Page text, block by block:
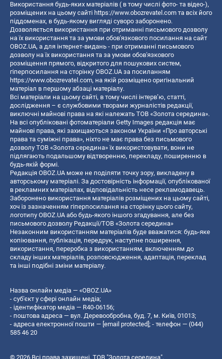
Використання будь-яких матеріалів ( в тому числі фото- та відео-),
розміщених на цьому сайті https://www.obozrevatel.com та всіх його
піддоменах, в будь-якому вигляді суворо заборонено.
Дозволяється використання при отриманні письмового дозволу
на їх використання та за умови обов'язкового посилання на сайт
OBOZ.UA, а для інтернет-видань - при отриманні письмового
дозволу на їх використання та за умови обов'язкового
розміщення прямого, відкритого для пошукових систем,
гіперпосилання на сторінку OBOZ.UA за посиланням
https://www.obozrevatel.com, на якій розміщено оригінальний
матеріал в першому абзаці матеріалу.
Всі матеріали на цьому сайті, в тому числі інтерв’ю, статті,
дослідження – є службовими творами журналістів редакції,
виключні майнові права на які належать ТОВ «Золота середина».
На всі опубліковані фотоматеріали Getty Images редакція має
майнові права, які захищаються законом України «Про авторські
права та суміжні права», ніхто не має права без письмового
дозволу ТОВ «Золота середина» їх використовувати, вони не
підлягають подальшому відтворенню, перекладу, поширенню в
будь-якій формі.
Редакція OBOZ.UA може не поділяти точку зору, викладену в
авторському матеріалі. За достовірність інформації, опублікованої
в рекламних матеріалах, відповідальність несе рекламодавець.
Заборонено використання матеріалів розміщених на цьому сайті,
хоч із зазначенням гіперпосилання на сторінку цього сайту,
логотипу OBOZ.UA або будь-якого іншого згадування, але без
письмового дозволу Редакції/ТОВ «Золота середина»
Незаконним використанням матеріалів буде вважатися: будь-яке
копiювання, публiкацiя, передрук, наступне поширення,
використання, переробка з використанням, включенням до
складу інших матеріалів, розповсюдження, адаптація, переклад
та інші подібні зміни матеріалу.
Назва онлайн медіа — «OBOZ.UA»
- суб'єкт у сфері онлайн медіа;
- ідентифікатор медіа — R40-06156;
- поштова адреса — вул. Деревообробна, буд. 7, м. Київ, 01013;
- адреса електронної пошти — [email protected] ; - телефон — (044)
585 46 20
© 2026 Всі права захищені, ТОВ "Золота середина".